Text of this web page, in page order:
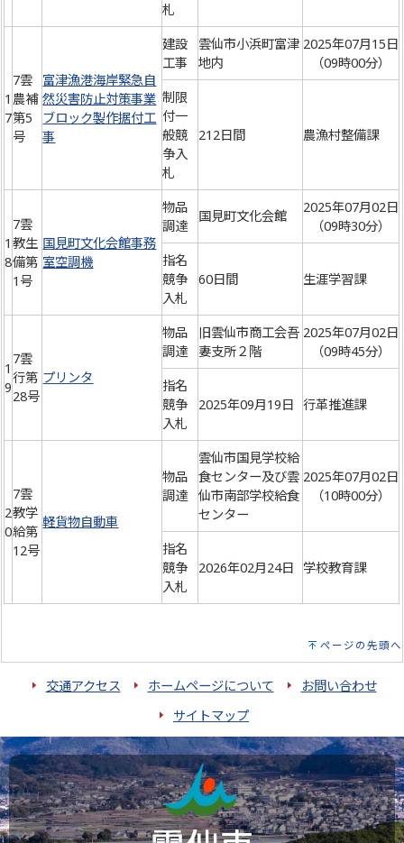
札
1
7
7雲
農補
第5
号
富津漁港海岸緊急自
然災害防止対策事業
ブロック製作据付工
事
建設
工事
雲仙市小浜町富津
地内
2025年07月15日
（09時00分）
制限
付一
般競
争入
札
212日間 農漁村整備課
1
8
7雲
教生
備第
1号
国見町文化会館事務
室空調機
物品
調達
国見町文化会館
2025年07月02日
（09時30分）
指名
競争
入札
60日間 生涯学習課
1
9
7雲
行第
28号
プリンタ
物品
調達
旧雲仙市商工会吾
妻支所２階
2025年07月02日
（09時45分）
指名
競争
入札
2025年09月19日 行革推進課
2
0
7雲
教学
給第
12号
軽貨物自動車
物品
調達
雲仙市国見学校給
食センター及び雲
仙市南部学校給食
センター
2025年07月02日
（10時00分）
指名
競争
入札
2026年02月24日 学校教育課
ページの先頭へ
交通アクセス ホームページについて
お問い合わせ
サイトマップ